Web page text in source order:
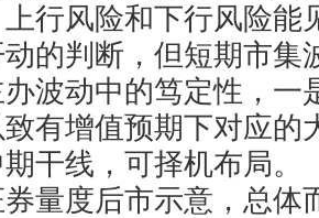
行风险和下行风险能
的判断，但短期市集
波动中的笃定性，一
有增值预期下对应的
干线，可择机布局。
度后市示意，总体